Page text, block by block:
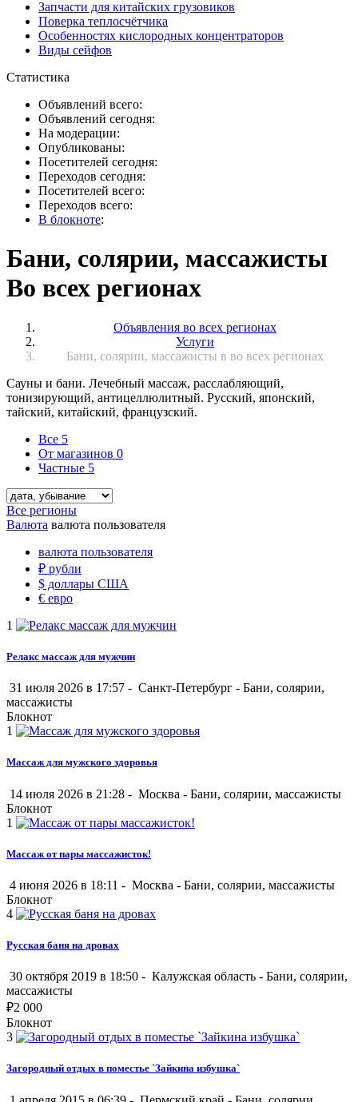
Запчасти для китайских грузовиков
Поверка теплосчётчика
Особенностях кислородных концентраторов
Виды сейфов
Статистика
Объявлений всего:
Объявлений сегодня:
На модерации:
Опубликованы:
Посетителей сегодня:
Переходов сегодня:
Посетителей всего:
Переходов всего:
В блокноте:
Бани, солярии, массажисты
Во всех регионах
Объявления во всех регионах
Услуги
Бани, солярии, массажисты в во всех регионах
Сауны и бани. Лечебный массаж, расслабляющий,
тонизирующий, антицеллюлитный. Русский, японский,
тайский, китайский, французский.
Все 5
От магазинов 0
Частные 5
Все регионы
Валюта валюта пользователя
валюта пользователя
₽ рубли
$ доллары США
€ евро
1
Релакс массаж для мужчин
31 июля 2026 в 17:57 - Санкт-Петербург - Бани, солярии,
массажисты
Блокнот
1
Массаж для мужского здоровья
14 июля 2026 в 21:28 - Москва - Бани, солярии, массажисты
Блокнот
1
Массаж от пары массажисток!
4 июня 2026 в 18:11 - Москва - Бани, солярии, массажисты
Блокнот
4
Русская баня на дровах
30 октября 2019 в 18:50 - Калужская область - Бани, солярии,
массажисты
₽2 000
Блокнот
3
Загородный отдых в поместье `Зайкина избушка`